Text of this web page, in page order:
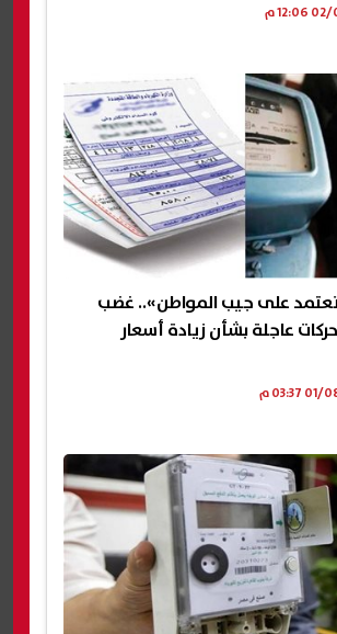
على جيب المواطن».. غضب
عاجلة بشأن زيادة أسعار